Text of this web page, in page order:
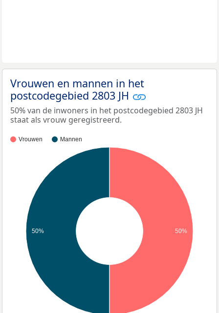
Vrouwen en mannen in het
postcodegebied 2803 JH
50% van de inwoners in het postcodegebied 2803 JH
staat als vrouw geregistreerd.
Vrouwen Mannen
50% 50%